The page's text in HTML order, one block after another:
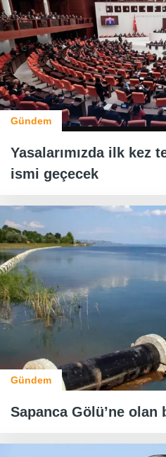
Gündem
Yasalarımızda ilk kez
ismi geçecek
Gündem
Sapanca Gölü’ne olan